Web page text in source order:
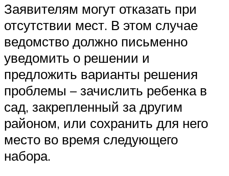
Заявителям могут отказать при
отсутствии мест. В этом случае
ведомство должно письменно
уведомить о решении и
предложить варианты решения
проблемы – зачислить ребенка в
сад, закрепленный за другим
районом, или сохранить для него
место во время следующего
набора.